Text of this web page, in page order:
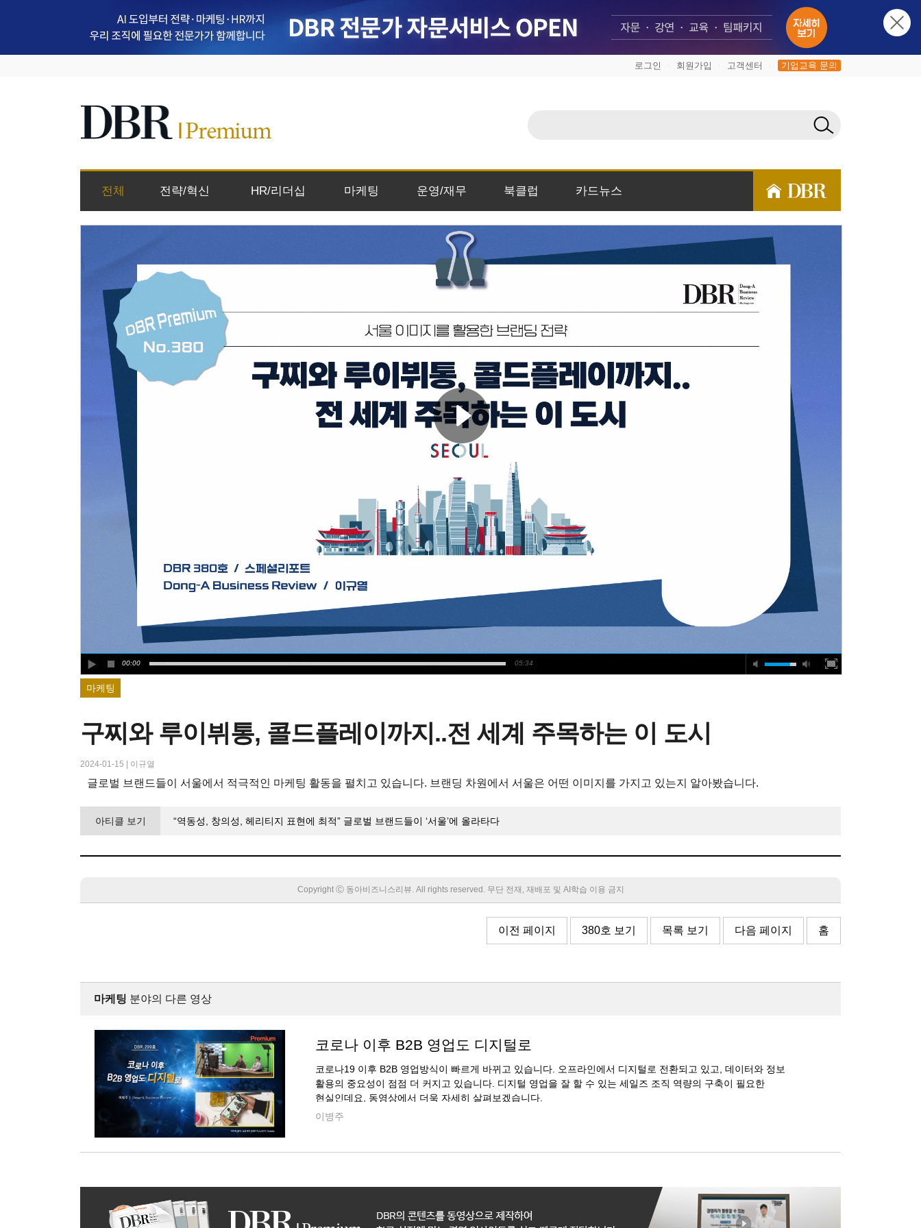
로그인 회원가입 고객센터 기업교육 문의
전체 전략/혁신 HR/리더십 마케팅 운영/재무 북클럽 카드뉴스
00:00 05:34
마케팅
구찌와 루이뷔통, 콜드플레이까지..전 세계 주목하는 이 도시
2024-01-15 | 이규열
글로벌 브랜드들이 서울에서 적극적인 마케팅 활동을 펼치고 있습니다. 브랜딩 차원에서 서울은 어떤 이미지를 가지고 있는지 알아봤습니다.
아티클 보기 “역동성, 창의성, 헤리티지 표현에 최적” 글로벌 브랜드들이 ‘서울’에 올라타다
Copyright Ⓒ 동아비즈니스리뷰. All rights reserved. 무단 전재, 재배포 및 AI학습 이용 금지
이전 페이지 380호 보기 목록 보기 다음 페이지 홈
마케팅 분야의 다른 영상
코로나 이후 B2B 영업도 디지털로
코로나19 이후 B2B 영업방식이 빠르게 바뀌고 있습니다. 오프라인에서 디지털로 전환되고 있고, 데이터와 정보
활용의 중요성이 점점 더 커지고 있습니다. 디지털 영업을 잘 할 수 있는 세일즈 조직 역량의 구축이 필요한
현실인데요, 동영상에서 더욱 자세히 살펴보겠습니다.
이병주